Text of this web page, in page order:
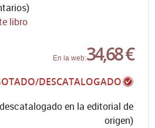
libro
En la web:34,68 €
DESCATALOGADO
en la editorial de
origen)